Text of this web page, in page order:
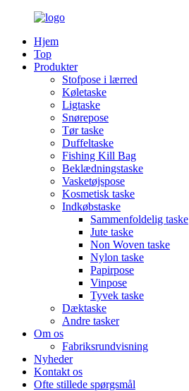
Hjem
Top
Produkter
Stofpose i lærred
Køletaske
Ligtaske
Snørepose
Tør taske
Duffeltaske
Fishing Kill Bag
Beklædningstaske
Vasketøjspose
Kosmetisk taske
Indkøbstaske
Sammenfoldelig taske
Jute taske
Non Woven taske
Nylon taske
Papirpose
Vinpose
Tyvek taske
Dæktaske
Andre tasker
Om os
Fabriksrundvisning
Nyheder
Kontakt os
Ofte stillede spørgsmål